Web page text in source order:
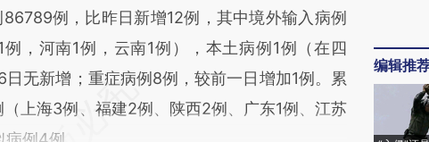
例，比昨日新增12例，其中境外输入病例
，河南1例，云南1例），本土病例1例（在四
无新增；重症病例8例，较前一日增加1例。累
上海3例、福建2例、陕西2例、广东1例、江苏
编辑推